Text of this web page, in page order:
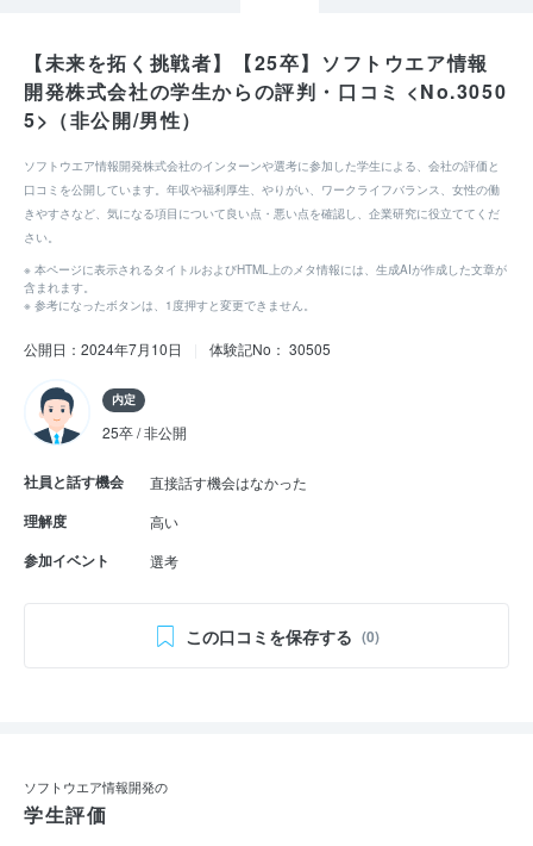
【未来を拓く挑戦者】【25卒】ソフトウエア情報
開発株式会社の学生からの評判・口コミ <No.3050
5>（非公開/男性）
ソフトウエア情報開発株式会社のインターンや選考に参加した学生による、会社の評価と
口コミを公開しています。年収や福利厚生、やりがい、ワークライフバランス、女性の働
きやすさなど、気になる項目について良い点・悪い点を確認し、企業研究に役立ててくだ
さい。
※ 本ページに表示されるタイトルおよびHTML上のメタ情報には、生成AIが作成した文章が
含まれます。
※ 参考になったボタンは、1度押すと変更できません。
公開日：2024年7月10日 体験記No： 30505
内定
25卒 / 非公開
社員と話す機会 直接話す機会はなかった
理解度 高い
参加イベント 選考
この口コミを保存する (0)
ソフトウエア情報開発の
学生評価